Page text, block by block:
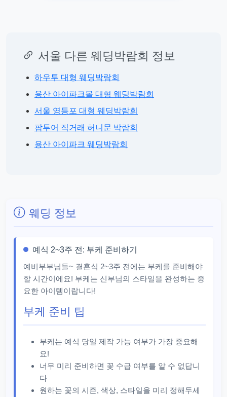
서울 다른 웨딩박람회 정보
하우투 대형 웨딩박람회
용산 아이파크몰 대형 웨딩박람회
서울 영등포 대형 웨딩박람회
팜투어 직거래 허니문 박람회
용산 아이파크 웨딩박람회
웨딩 정보
예식 2~3주 전: 부케 준비하기
예비부부님들~ 결혼식 2~3주 전에는 부케를 준비해야
할 시간이에요! 부케는 신부님의 스타일을 완성하는 중
요한 아이템이랍니다!
부케 준비 팁
부케는 예식 당일 제작 가능 여부가 가장 중요해
요!
너무 미리 준비하면 꽃 수급 여부를 알 수 없답니
다
원하는 꽃의 시즌, 색상, 스타일을 미리 정해두세